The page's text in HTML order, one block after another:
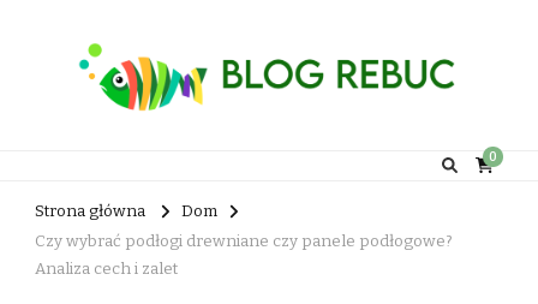
0
Strona główna
Dom
Czy wybrać podłogi drewniane czy panele podłogowe?
Analiza cech i zalet